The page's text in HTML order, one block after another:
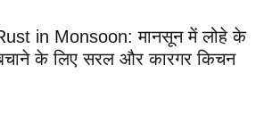
in Monsoon: मानसून में लोहे के
के लिए सरल और कारगर किचन